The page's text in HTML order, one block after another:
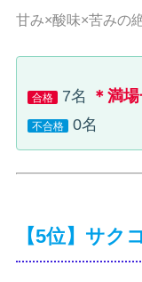
甘み×酸味×苦みの
合格 7名 ＊満
不合格 0名
【5位】サク